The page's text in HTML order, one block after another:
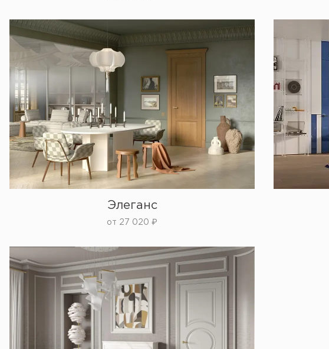
Элеганс
от 27 020 ₽